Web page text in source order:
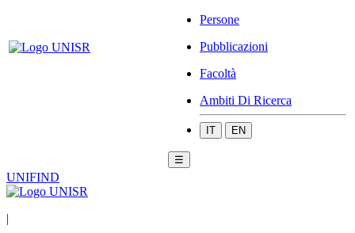
Persone
Pubblicazioni
Facoltà
Ambiti Di Ricerca
IT EN
☰
UNIFIND
|